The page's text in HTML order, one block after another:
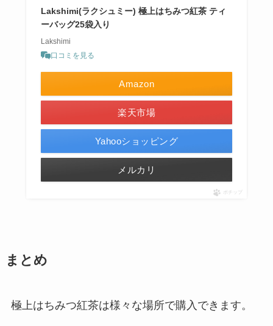
Lakshimi(ラクシュミー) 極上はちみつ紅茶 ティ
ーバッグ25袋入り
Lakshimi
口コミを見る
Amazon
楽天市場
Yahooショッピング
メルカリ
ポチップ
まとめ
極上はちみつ紅茶は様々な場所で購入できます。